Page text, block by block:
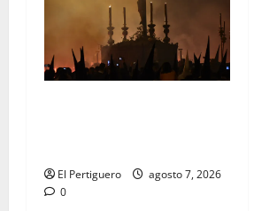
El Pertiguero
agosto 7, 2026
0